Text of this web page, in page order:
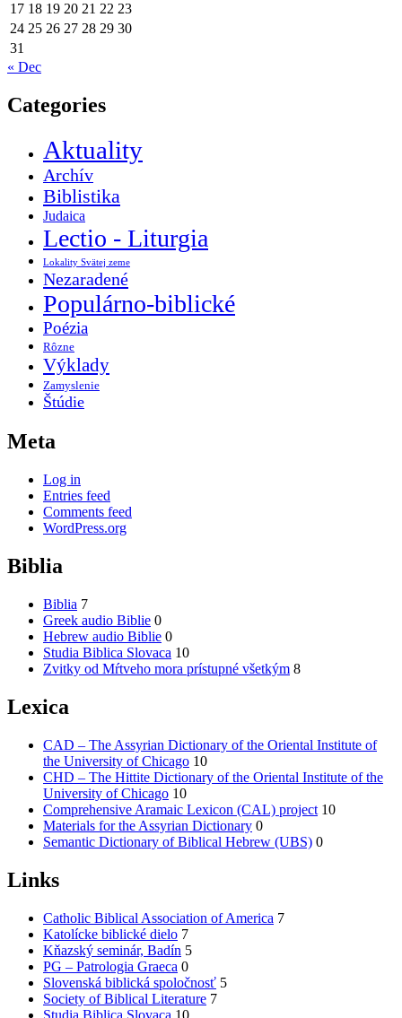
17 18 19 20 21 22 23
24 25 26 27 28 29 30
31
« Dec
Categories
Aktuality
Archív
Biblistika
Judaica
Lectio - Liturgia
Lokality Svätej zeme
Nezaradené
Populárno-biblické
Poézia
Rôzne
Výklady
Zamyslenie
Štúdie
Meta
Log in
Entries feed
Comments feed
WordPress.org
Biblia
Biblia 7
Greek audio Biblie 0
Hebrew audio Biblie 0
Studia Biblica Slovaca 10
Zvitky od Mŕtveho mora prístupné všetkým 8
Lexica
CAD – The Assyrian Dictionary of the Oriental Institute of
the University of Chicago 10
CHD – The Hittite Dictionary of the Oriental Institute of the
University of Chicago 10
Comprehensive Aramaic Lexicon (CAL) project 10
Materials for the Assyrian Dictionary 0
Semantic Dictionary of Biblical Hebrew (UBS) 0
Links
Catholic Biblical Association of America 7
Katolícke biblické dielo 7
Kňazský seminár, Badín 5
PG – Patrologia Graeca 0
Slovenská biblická spoločnosť 5
Society of Biblical Literature 7
Studia Biblica Slovaca 10